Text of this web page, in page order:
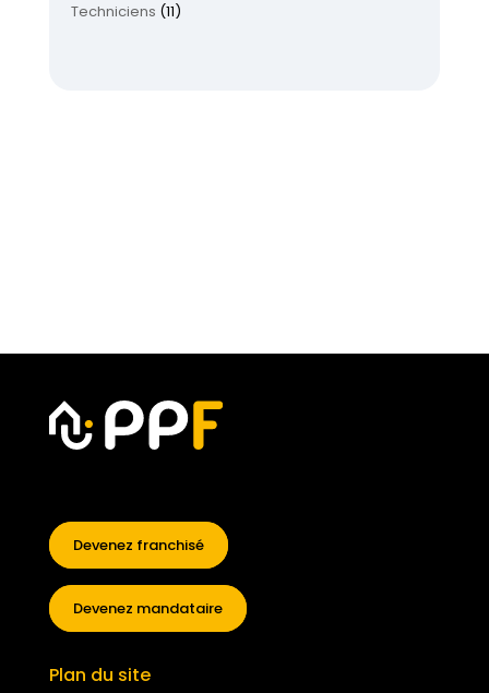
Techniciens (11)
Devenez franchisé
Devenez mandataire
Plan du site